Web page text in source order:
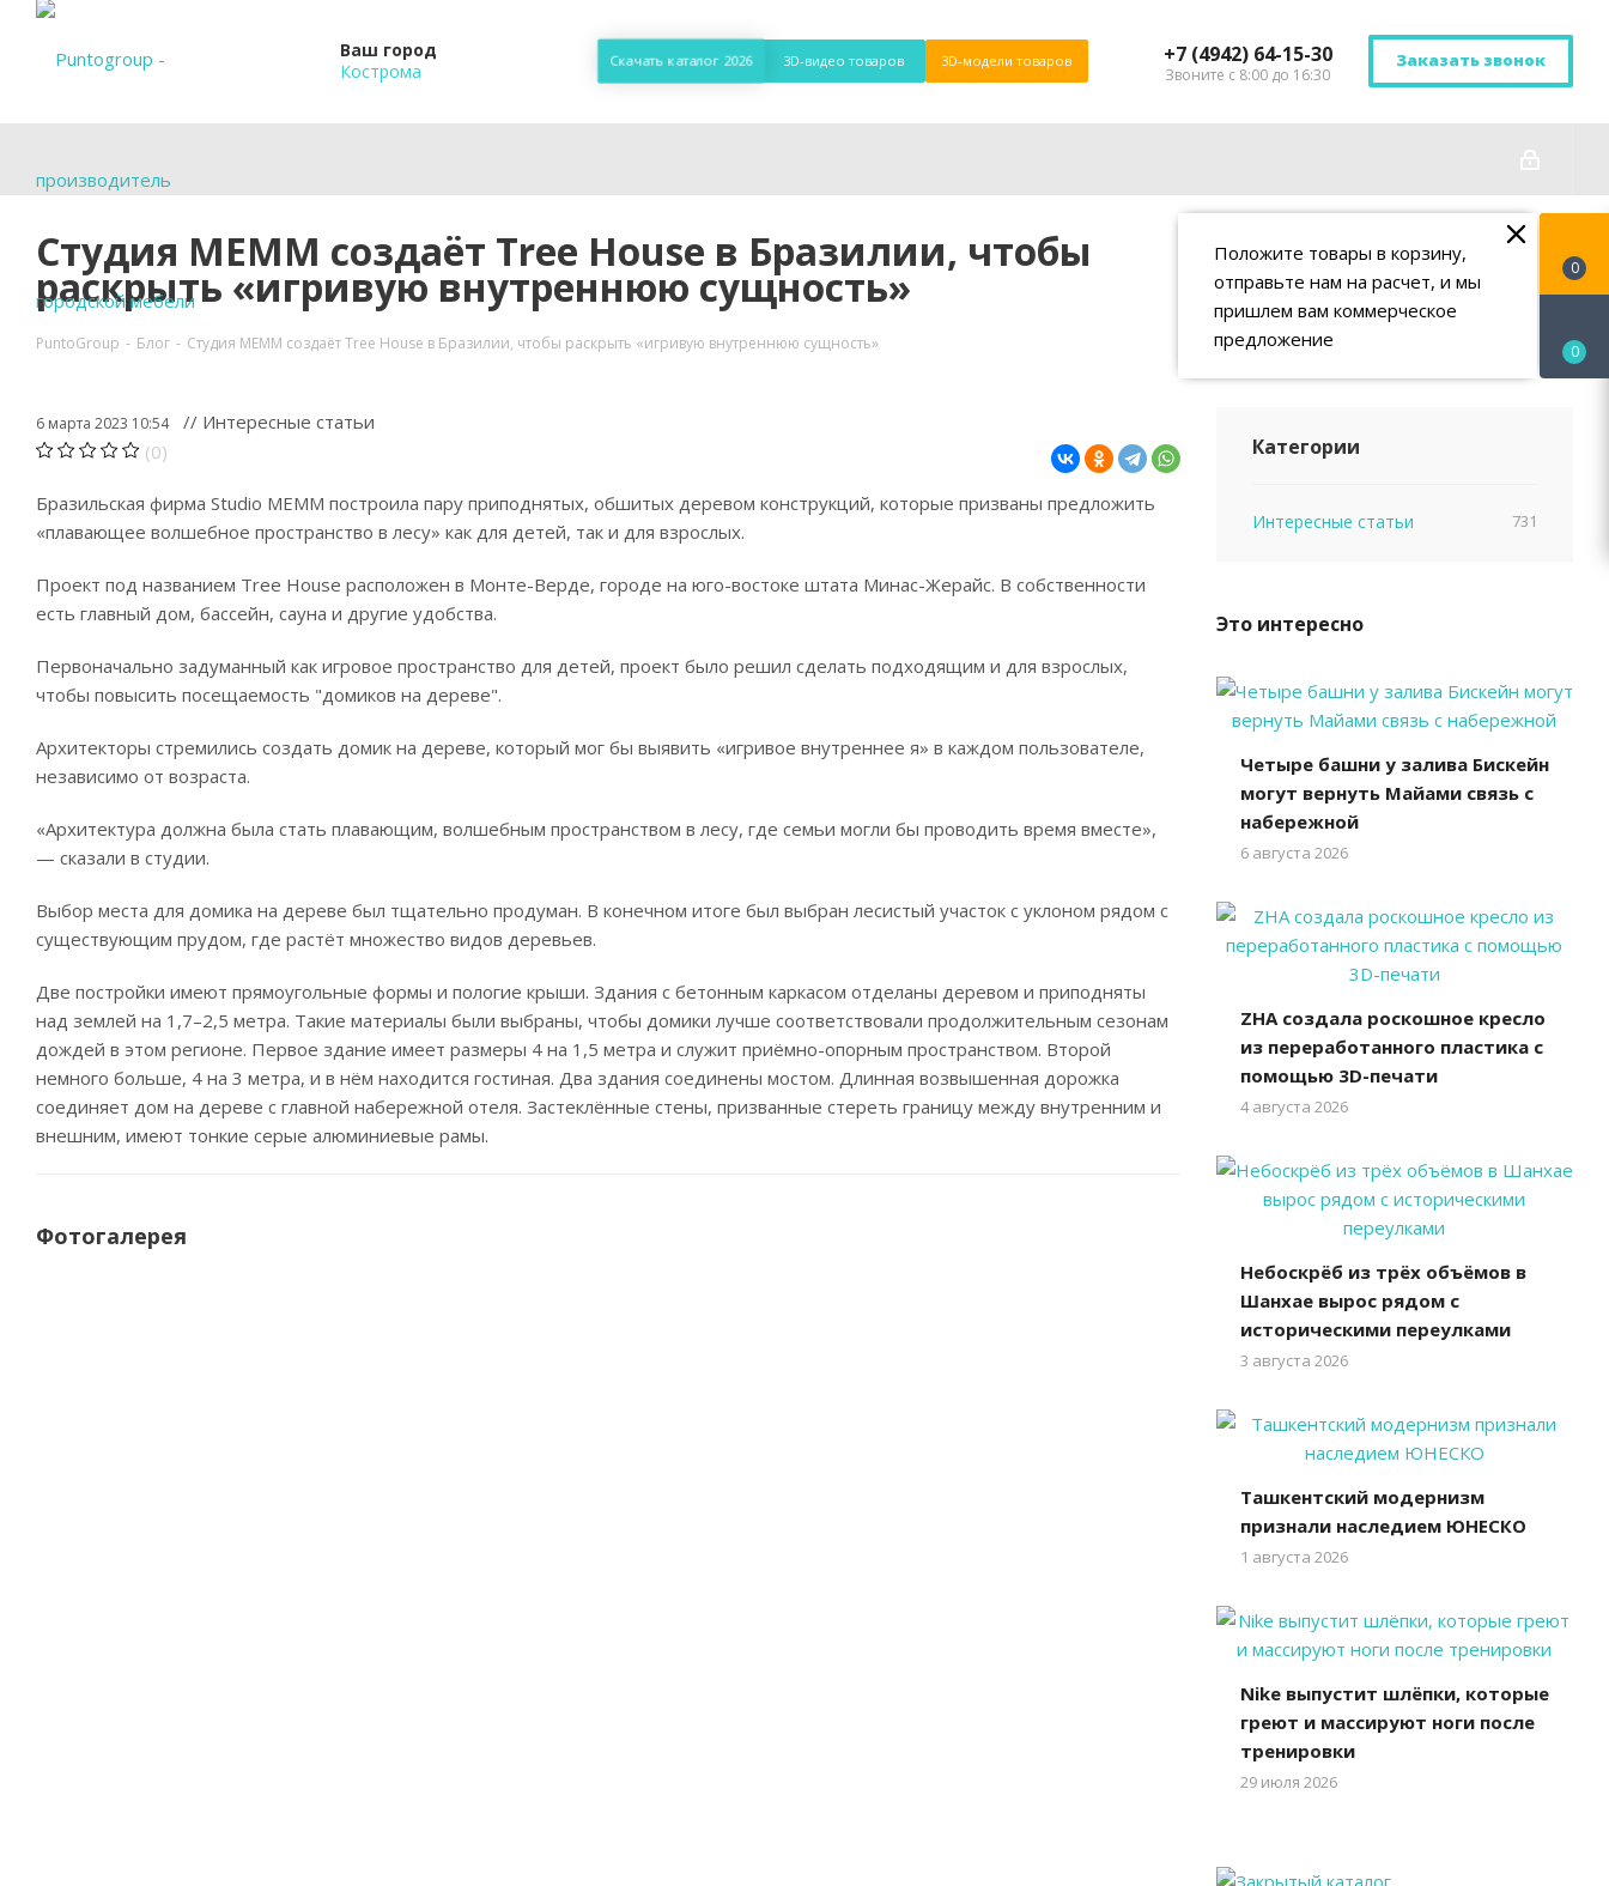
Ваш город
Кострома
Скачать каталог 2026 3D-видео товаров 3D-модели товаров +7 (4942) 64-15-30
Звоните с 8:00 до 16:30
Заказать звонок
Студия MEMM создаёт Tree House в Бразилии, чтобы
раскрыть «игривую внутреннюю сущность»
PuntoGroup - Блог - Студия MEMM создаёт Tree House в Бразилии, чтобы раскрыть «игривую внутреннюю сущность»
6 марта 2023 10:54
// Интересные статьи
(0)
Бразильская фирма Studio MEMM построила пару приподнятых, обшитых деревом конструкций, которые призваны предложить
«плавающее волшебное пространство в лесу» как для детей, так и для взрослых.
Проект под названием Tree House расположен в Монте-Верде, городе на юго-востоке штата Минас-Жерайс. В собственности
есть главный дом, бассейн, сауна и другие удобства.
Первоначально задуманный как игровое пространство для детей, проект было решил сделать подходящим и для взрослых,
чтобы повысить посещаемость "домиков на дереве".
Архитекторы стремились создать домик на дереве, который мог бы выявить «игривое внутреннее я» в каждом пользователе,
независимо от возраста.
«Архитектура должна была стать плавающим, волшебным пространством в лесу, где семьи могли бы проводить время вместе»,
— сказали в студии.
Выбор места для домика на дереве был тщательно продуман. В конечном итоге был выбран лесистый участок с уклоном рядом с
существующим прудом, где растёт множество видов деревьев.
Две постройки имеют прямоугольные формы и пологие крыши. Здания с бетонным каркасом отделаны деревом и приподняты
над землей на 1,7–2,5 метра. Такие материалы были выбраны, чтобы домики лучше соответствовали продолжительным сезонам
дождей в этом регионе. Первое здание имеет размеры 4 на 1,5 метра и служит приёмно-опорным пространством. Второй
немного больше, 4 на 3 метра, и в нём находится гостиная. Два здания соединены мостом. Длинная возвышенная дорожка
соединяет дом на дереве с главной набережной отеля. Застеклённые стены, призванные стереть границу между внутренним и
внешним, имеют тонкие серые алюминиевые рамы.
Фотогалерея
Категории
Интересные статьи 731
Это интересно
Четыре башни у залива Бискейн
могут вернуть Майами связь с
набережной
6 августа 2026
ZHA создала роскошное кресло
из переработанного пластика с
помощью 3D-печати
4 августа 2026
Небоскрёб из трёх объёмов в
Шанхае вырос рядом с
историческими переулками
3 августа 2026
Ташкентский модернизм
признали наследием ЮНЕСКО
1 августа 2026
Nike выпустит шлёпки, которые
греют и массируют ноги после
тренировки
29 июля 2026
0
0
Положите товары в корзину,
отправьте нам на расчет, и мы
пришлем вам коммерческое
предложение